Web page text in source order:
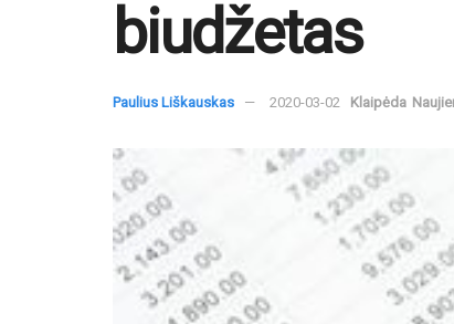
biudžetas
Paulius Liškauskas 2020-03-02 Klaipėda